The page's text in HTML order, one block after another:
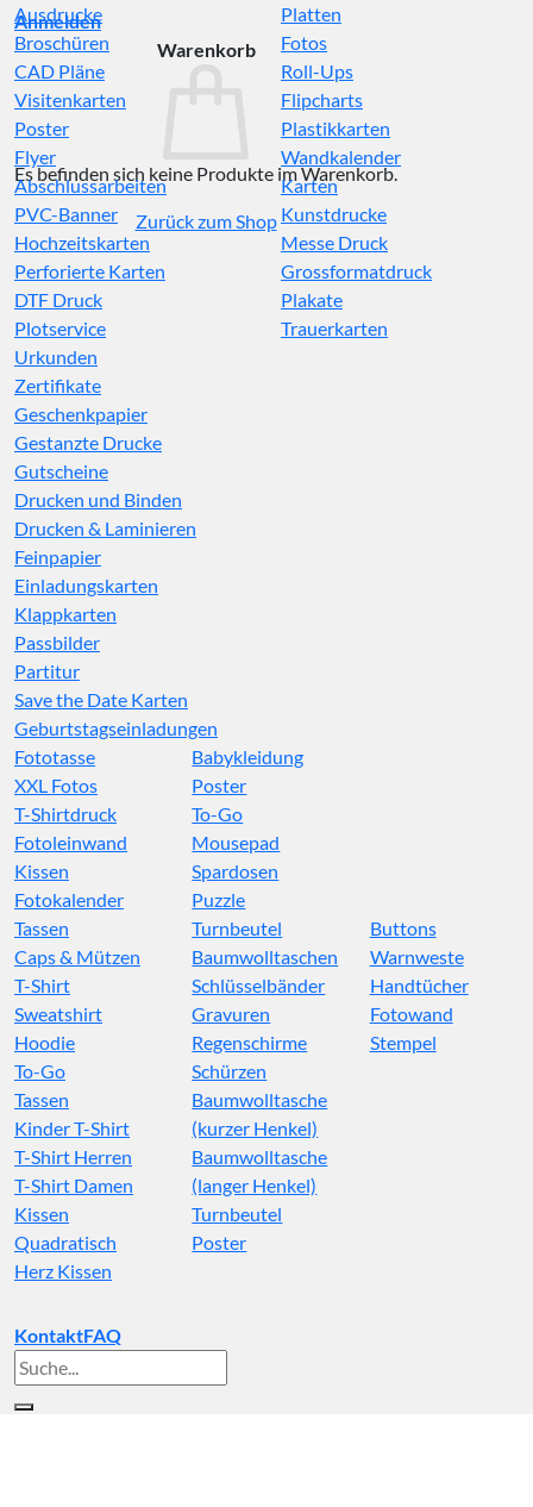
Anmelden
Warenkorb
Es befinden sich keine Produkte im Warenkorb.
Zurück zum Shop
Ausdrucke
Broschüren
CAD Pläne
Visitenkarten
Poster
Flyer
Abschlussarbeiten
PVC-Banner
Hochzeitskarten
Perforierte Karten
DTF Druck
Plotservice
Platten
Fotos
Roll-Ups
Flipcharts
Plastikkarten
Wandkalender
Karten
Kunstdrucke
Messe Druck
Grossformatdruck
Plakate
Trauerkarten
Urkunden
Zertifikate
Geschenkpapier
Gestanzte Drucke
Gutscheine
Drucken und Binden
Drucken & Laminieren
Feinpapier
Einladungskarten
Klappkarten
Passbilder
Partitur
Save the Date Karten
Geburtstagseinladungen
Fototasse
XXL Fotos
T-Shirtdruck
Fotoleinwand
Kissen
Fotokalender
Babykleidung
Poster
To-Go
Mousepad
Spardosen
Puzzle
Tassen
Caps & Mützen
T-Shirt
Sweatshirt
Hoodie
To-Go
Turnbeutel
Baumwolltaschen
Schlüsselbänder
Gravuren
Regenschirme
Schürzen
Buttons
Warnweste
Handtücher
Fotowand
Stempel
Tassen
Kinder T-Shirt
T-Shirt Herren
T-Shirt Damen
Kissen
Quadratisch
Herz Kissen
Baumwolltasche
(kurzer Henkel)
Baumwolltasche
(langer Henkel)
Turnbeutel
Poster
KontaktFAQ
Suche
nach: